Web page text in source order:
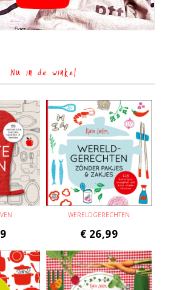
Nu in de winkel
WERELDGERECHTEN
€ 26,99